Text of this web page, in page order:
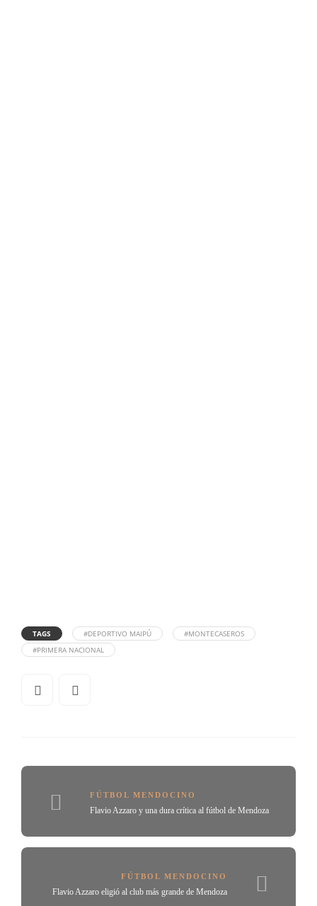
TAGS #DEPORTIVO MAIPÚ
#MONTECASEROS
#PRIMERA NACIONAL
FÚTBOL MENDOCINO
Flavio Azzaro y una dura crítica al fútbol de Mendoza
FÚTBOL MENDOCINO
Flavio Azzaro eligió al club más grande de Mendoza